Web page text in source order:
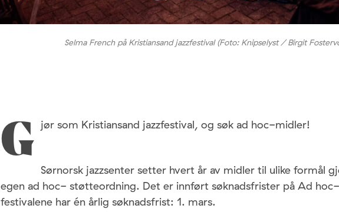
Selma French på Kristiansand jazzfestival (Foto: Knipselyst / Birgit
G jør som Kristiansand jazzfestival, og søk ad hoc-midler!
Sørnorsk jazzsenter setter hvert år av midler til ulike formål
egen ad hoc- støtteordning. Det er innført søknadsfrister på Ad
festivalene har én årlig søknadsfrist: 1. mars.